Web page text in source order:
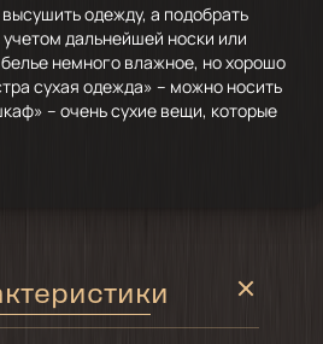
одежду, а подобрать
дальнейшей носки или
немного влажное, но хорошо
сухая одежда» – можно носить
– очень сухие вещи, которые